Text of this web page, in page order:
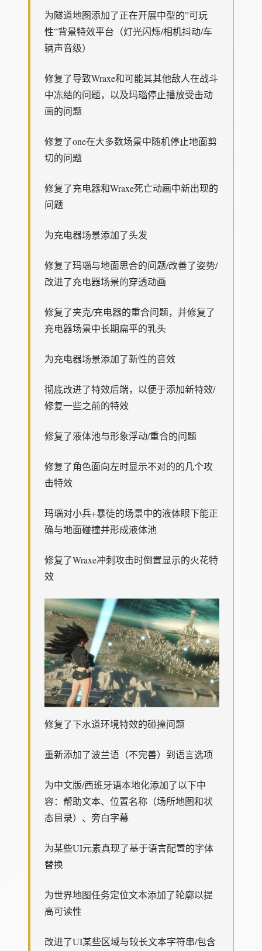
为隧道地图添加了正在开展中型的”可玩
性”背景特效平台（灯光闪烁/相机抖动/车
辆声音级）
修复了导致Wraxe和可能其其他敌人在战斗
中冻结的问题，以及玛瑙停止播放受击动
画的问题
修复了one在大多数场景中随机停止地面剪
切的问题
修复了充电器和Wraxe死亡动画中新出现的
问题
为充电器场景添加了头发
修复了玛瑙与地面思合的问题/改善了姿势/
改进了充电器场景的穿透动画
修复了夹克/充电器的重合问题，并修复了
充电器场景中长期扁平的乳头
为充电器场景添加了新性的音效
彻底改进了特效后端，以便于添加新特效/
修复一些之前的特效
修复了液体池与形象浮动/重合的问题
修复了角色面向左时显示不对的的几个攻
击特效
玛瑙对小兵+暴徒的场景中的液体眼下能正
确与地面碰撞并形成液体池
修复了Wraxe冲刺攻击时倒置显示的火花特
效
修复了下水道环境特效的碰撞问题
重新添加了波兰语（不完善）到语言选项
为中文版/西班牙语本地化添加了以下中
容：帮助文本、位置名称（场所地图和状
态目录）、旁白字幕
为某些UI元素真现了基于语言配置的字体
替换
为世界地图任务定位文本添加了轮廓以提
高可读性
改进了UI某些区域与较长文本字符串/包含